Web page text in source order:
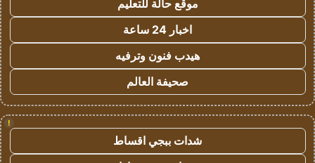
موقع حالة للتعليم
اخبار 24 ساعة
هيدب فنون وترفيه
صحيفة العالم
!
شدات ببجي اقساط